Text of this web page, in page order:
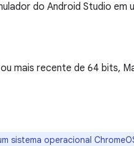
do Android Studio em
mais recente de 64 bits,
sistema operacional